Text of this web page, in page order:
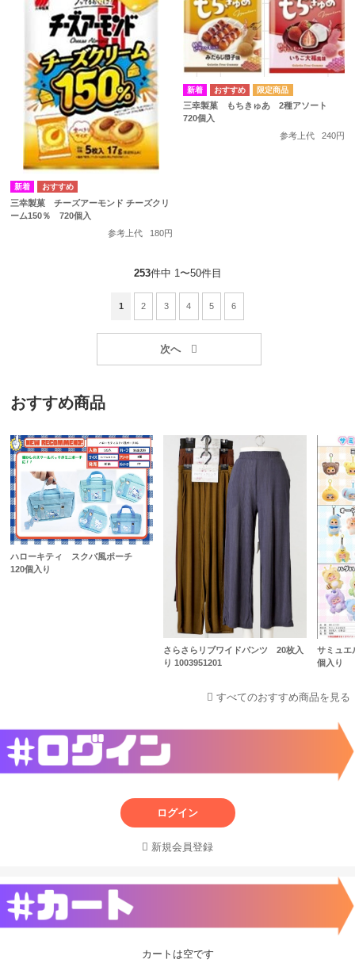
三幸製菓 チーズアーモンド チーズクリ
ーム150％ 720個入
参考上代
180円
三幸製菓 もちきゅあ 2種アソート
720個入
参考上代
240円
253件中 1〜50件目
1 2 3 4 5 6
おすすめ商品
ハローキティ スクバ風ポーチ
120個入り
さらさらリブワイドパンツ 20枚入
り 1003951201
サミュ
個入り
すべてのおすすめ商品を見る
ログイン
新規会員登録
カートは空です